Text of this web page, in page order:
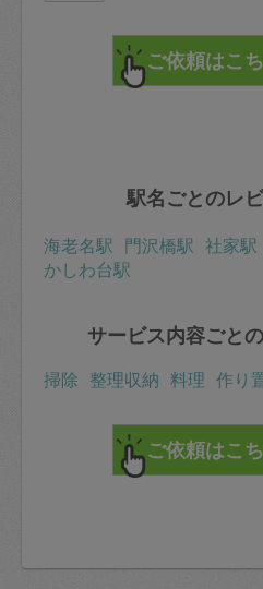
駅名ごとのレ
海老名駅 門沢橋駅 社家駅
かしわ台駅
サービス内容ごと
掃除 整理収納 料理 作り